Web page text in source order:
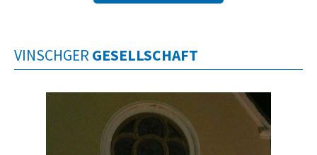
VINSCHGER GESELLSCHAFT